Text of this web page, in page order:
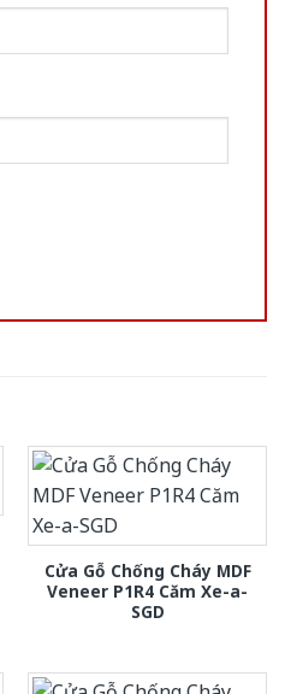
Cửa Gỗ Chống Cháy MDF
Veneer P1R4 Căm Xe-a-
SGD